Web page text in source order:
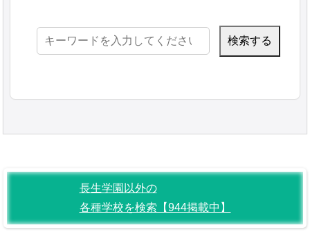
検
長生学園以外の
各種学校を検索【944掲載中】